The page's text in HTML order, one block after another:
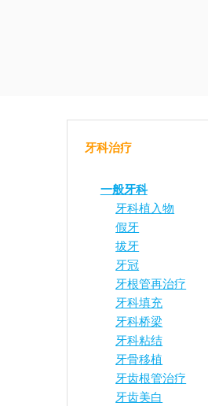
牙科治疗
一般牙科
牙科植入物
假牙
拔牙
牙冠
牙根管再治疗
牙科填充
牙科桥梁
牙科粘结
牙骨移植
牙齿根管治疗
牙齿美白